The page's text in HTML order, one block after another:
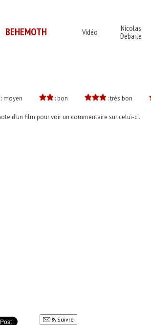
BEHEMOTH Vidéo
Nicolas
Debarle
: moyen : bon : très bon
d'un film pour voir un commentaire sur celui-ci.
Suivre